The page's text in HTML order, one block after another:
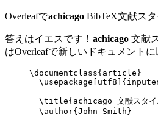
Overleafでachicago BibTeX文献ス
答えはイエスです！ achicago 文献
はOverleafで新しいドキュメント
\documentclass{ article }
\usepackage
utf8 ]{
\title{achicago 文献スタイ
\author{John Smith}